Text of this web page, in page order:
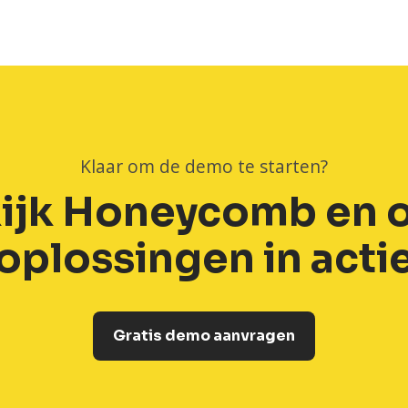
Klaar om de demo te starten?
Honeycomb en
in
Gratis demo aanvragen